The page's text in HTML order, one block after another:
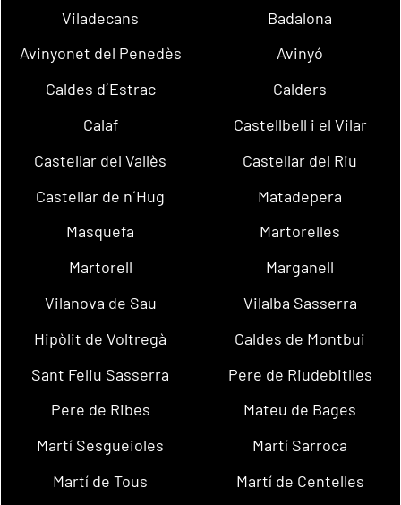
Viladecans
Badalona
Avinyonet del Penedès
Avinyó
Caldes d´Estrac
Calders
Calaf
Castellbell i el Vilar
Castellar del Vallès
Castellar del Riu
Castellar de n´Hug
Matadepera
Masquefa
Martorelles
Martorell
Marganell
Vilanova de Sau
Vilalba Sasserra
Hipòlit de Voltregà
Caldes de Montbui
Sant Feliu Sasserra
Pere de Riudebitlles
Pere de Ribes
Mateu de Bages
Martí Sesgueioles
Martí Sarroca
Martí de Tous
Martí de Centelles